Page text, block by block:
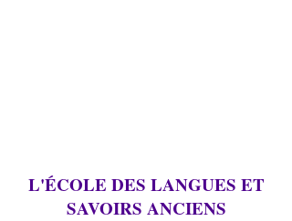
L'ÉCOLE DES LANGUES ET
SAVOIRS ANCIENS